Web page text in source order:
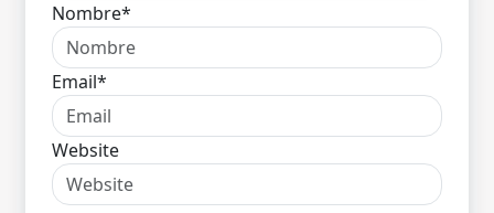
Nombre*
Email*
Website